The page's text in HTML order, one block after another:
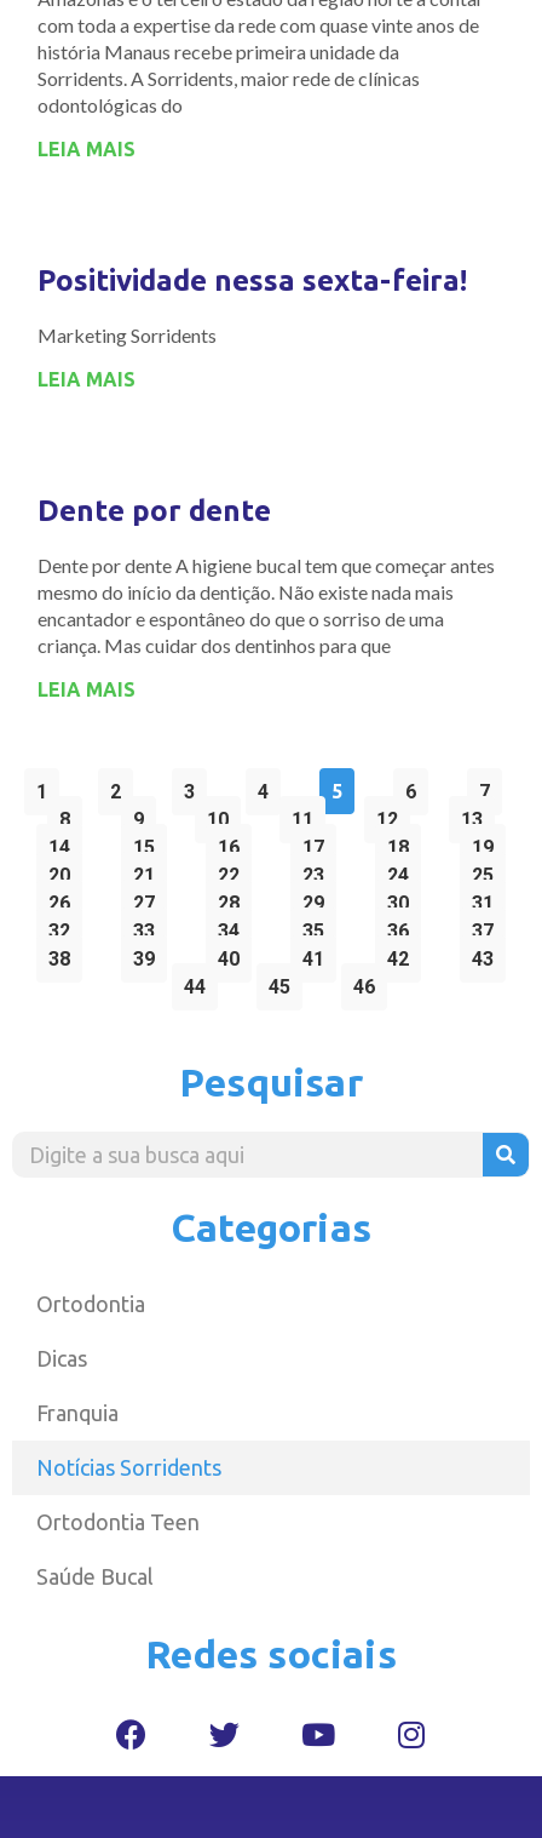
com toda a expertise da rede com quase vinte anos de
história Manaus recebe primeira unidade da
Sorridents. A Sorridents, maior rede de clínicas
odontológicas do
LEIA MAIS
Positividade nessa sexta-feira!
Marketing Sorridents
LEIA MAIS
Dente por dente
Dente por dente A higiene bucal tem que começar antes
mesmo do início da dentição. Não existe nada mais
encantador e espontâneo do que o sorriso de uma
criança. Mas cuidar dos dentinhos para que
LEIA MAIS
1 2 3 4 5 6
7
8
9 10 11 12
13
14
15 16 17 18
19
20
21 22 23 24
25
26
27 28 29 30
31
32
33 34 35 36
37
38
39 40 41 42
43
44
45 46
Pesquisar
Categorias
Ortodontia
Dicas
Franquia
Notícias Sorridents
Ortodontia Teen
Saúde Bucal
Redes sociais